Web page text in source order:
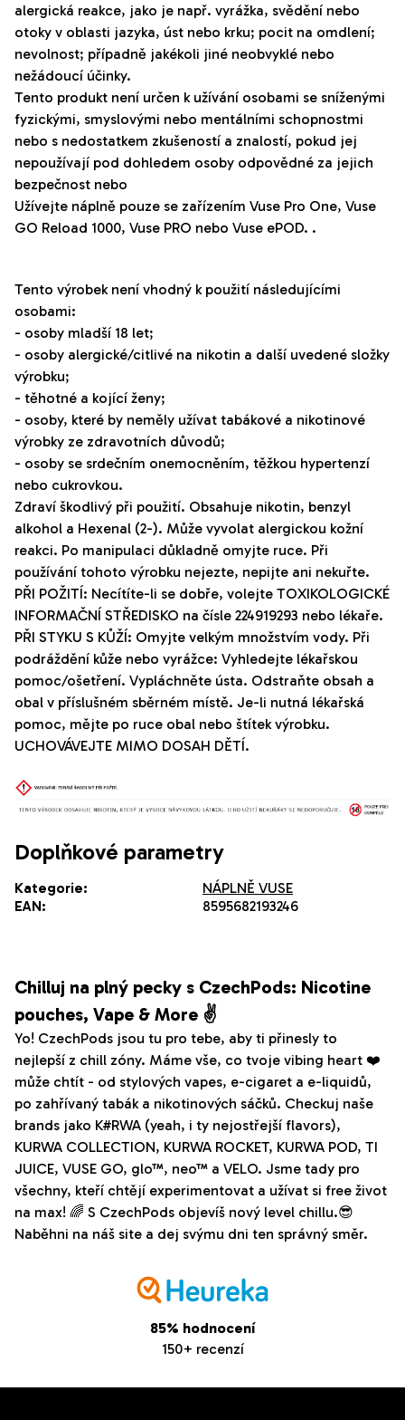
alergická reakce, jako je např. vyrážka, svědění nebo
otoky v oblasti jazyka, úst nebo krku; pocit na omdlení;
nevolnost; případně jakékoli jiné neobvyklé nebo
nežádoucí účinky.
Tento produkt není určen k užívání osobami se sníženými
fyzickými, smyslovými nebo mentálními schopnostmi
nebo s nedostatkem zkušeností a znalostí, pokud jej
nepoužívají pod dohledem osoby odpovědné za jejich
bezpečnost nebo
Užívejte náplně pouze se zařízením Vuse Pro One, Vuse
GO Reload 1000, Vuse PRO nebo Vuse ePOD. .
Tento výrobek není vhodný k použití následujícími
osobami:
- osoby mladší 18 let;
- osoby alergické/citlivé na nikotin a další uvedené složky
výrobku;
- těhotné a kojící ženy;
- osoby, které by neměly užívat tabákové a nikotinové
výrobky ze zdravotních důvodů;
- osoby se srdečním onemocněním, těžkou hypertenzí
nebo cukrovkou.
Zdraví škodlivý při použití. Obsahuje nikotin, benzyl
alkohol a Hexenal (2-). Může vyvolat alergickou kožní
reakci. Po manipulaci důkladně omyjte ruce. Při
používání tohoto výrobku nejezte, nepijte ani nekuřte.
PŘI POŽITÍ: Necítíte-li se dobře, volejte TOXIKOLOGICKÉ
INFORMAČNÍ STŘEDISKO na čísle 224919293 nebo lékaře.
PŘI STYKU S KŮŽÍ: Omyjte velkým množstvím vody. Při
podráždění kůže nebo vyrážce: Vyhledejte lékařskou
pomoc/ošetření. Vypláchněte ústa. Odstraňte obsah a
obal v příslušném sběrném místě. Je-li nutná lékařská
pomoc, mějte po ruce obal nebo štítek výrobku.
UCHOVÁVEJTE MIMO DOSAH DĚTÍ.
Doplňkové parametry
Kategorie:
NÁPLNĚ VUSE
EAN: 8595682193246
Chilluj na plný pecky s CzechPods: Nicotine
pouches, Vape & More ✌️
Yo! CzechPods jsou tu pro tebe, aby ti přinesly to
nejlepší z chill zóny. Máme vše, co tvoje vibing heart ❤️
může chtít - od stylových vapes, e-cigaret a e-liquidů,
po zahřívaný tabák a nikotinových sáčků. Checkuj naše
brands jako K#RWA (yeah, i ty nejostřejší flavors),
KURWA COLLECTION, KURWA ROCKET, KURWA POD, TI
JUICE, VUSE GO, glo™, neo™ a VELO. Jsme tady pro
všechny, kteří chtějí experimentovat a užívat si free život
na max! 🌈 S CzechPods objevíš nový level chillu.😎
Naběhni na náš site a dej svýmu dni ten správný směr.
85% hodnocení
150+ recenzí